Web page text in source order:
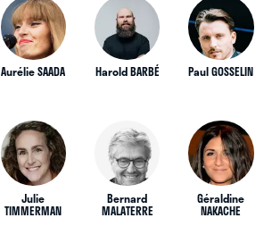
Aurélie SAADA Harold BARBÉ Paul GOSSELIN
Julie
TIMMERMAN
Bernard
MALATERRE
Géraldine
NAKACHE